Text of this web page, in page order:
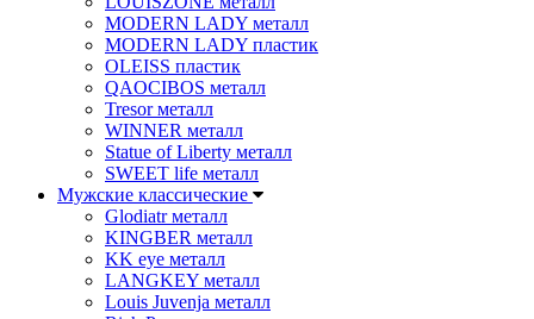
MODERN LADY металл
MODERN LADY пластик
OLEISS пластик
QAOCIBOS металл
Tresor металл
WINNER металл
Statue of Liberty металл
SWEET life металл
Мужские классические
Glodiatr металл
KINGBER металл
KK eye металл
LANGKEY металл
Louis Juvenja металл